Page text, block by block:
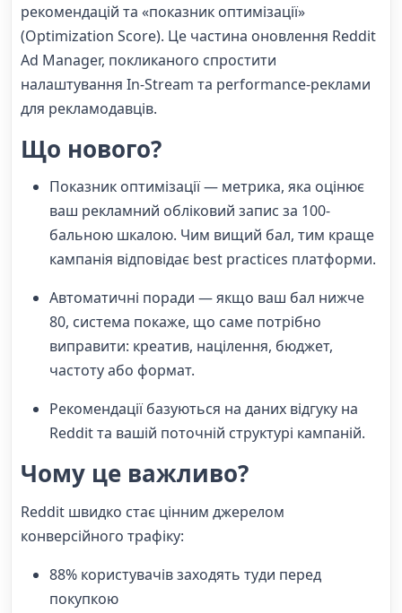
рекомендацій та «показник оптимізації»
(Optimization Score). Це частина оновлення Reddit
Ad Manager, покликаного спростити
налаштування In-Stream та performance-реклами
для рекламодавців.
Що нового?
Показник оптимізації — метрика, яка оцінює
ваш рекламний обліковий запис за 100-
бальною шкалою. Чим вищий бал, тим краще
кампанія відповідає best practices платформи.
Автоматичні поради — якщо ваш бал нижче
80, система покаже, що саме потрібно
виправити: креатив, націлення, бюджет,
частоту або формат.
Рекомендації базуються на даних відгуку на
Reddit та вашій поточній структурі кампаній.
Чому це важливо?
Reddit швидко стає цінним джерелом
конверсійного трафіку:
88% користувачів заходять туди перед
покупкою